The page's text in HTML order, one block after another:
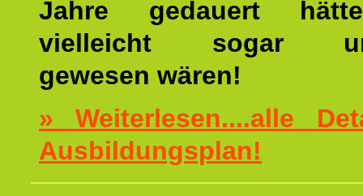
Jahre gedauert
vielleicht sogar
gewesen wären!
» Weiterlesen....alle
Ausbildungsplan!